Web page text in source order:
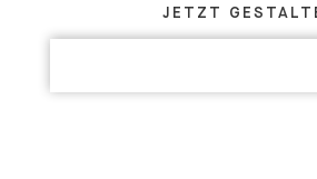
Design.JETZT